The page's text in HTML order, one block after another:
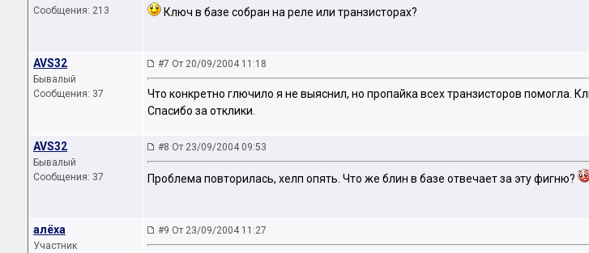
Сообщения: 213
Ключ в базе собран на реле или транзисторах?
AVS32
Бывалый
Сообщения: 37
#7 От 20/09/2004 11:18
Что конкретно глючило я не выяснил, но пропайка всех транзисторов помогла.
Спасибо за отклики.
AVS32
Бывалый
Сообщения: 37
#8 От 23/09/2004 09:53
Проблема повторилась, хелп опять. Что же блин в базе отвечает за эту фигню?
алёха
Участник
#9 От 23/09/2004 11:27